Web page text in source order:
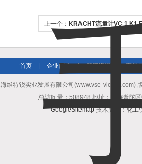
上一个： KRACHT流量计VC 1 K1
首页 企业简介 | 新闻资讯 产品
维特锐实业发展有限公司(www.vse-victory.com)
总访问量：508948 地址：上海普陀
GoogleSitemap技术支持：化工